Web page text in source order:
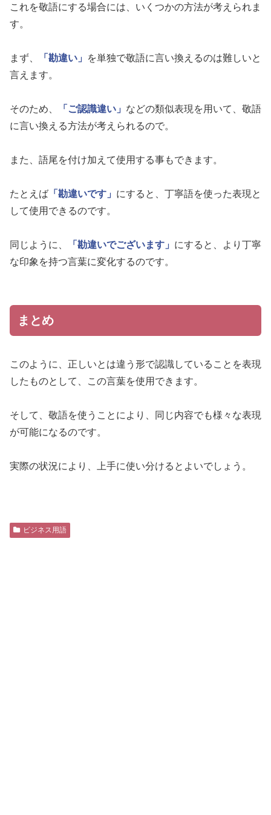
これを敬語にする場合には、いくつかの方法が考えられま
す。
まず、 「勘違い」
を単独で敬語に言い換えるのは難しいと
言えます。
そのため、 「ご認識違い」 などの類似表現を用いて、敬語
に言い換える方法が考えられるので。
また、語尾を付け加えて使用する事もできます。
たとえば 「勘違いです」 にすると、丁寧語を使った表現と
して使用できるのです。
同じように、 「勘違いでございます」 にすると、より丁寧
な印象を持つ言葉に変化するのです。
まとめ
このように、正しいとは違う形で認識していることを表現
したものとして、この言葉を使用できます。
そして、敬語を使うことにより、同じ内容でも様々な表現
が可能になるのです。
実際の状況により、上手に使い分けるとよいでしょう。
ビジネス用語